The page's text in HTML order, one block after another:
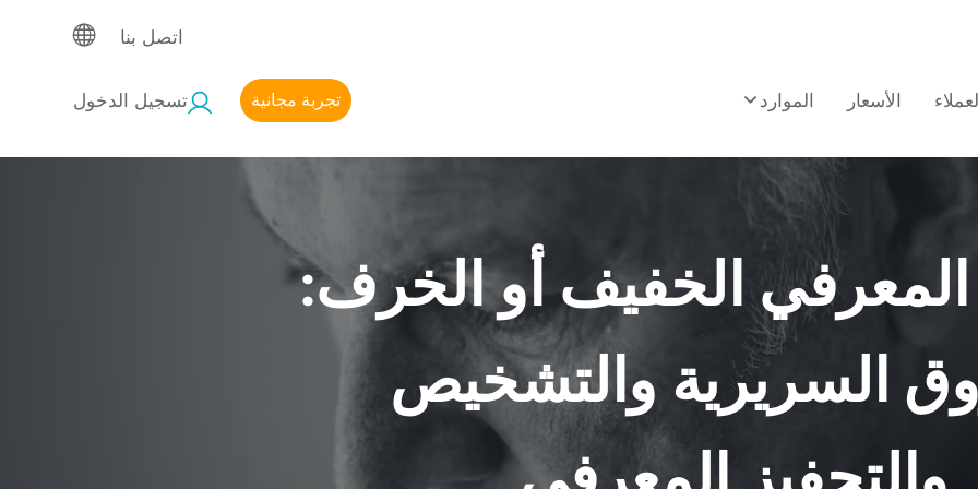
الأسعار الموارد تجربة مجانية تسجيل الدخول
اتصل بنا
المعرفي الخفيف أو الخرف:
السريرية والتشخيص